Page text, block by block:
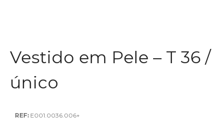
Vestido em Pele – T 36 /
único
REF: E001.0036.006+